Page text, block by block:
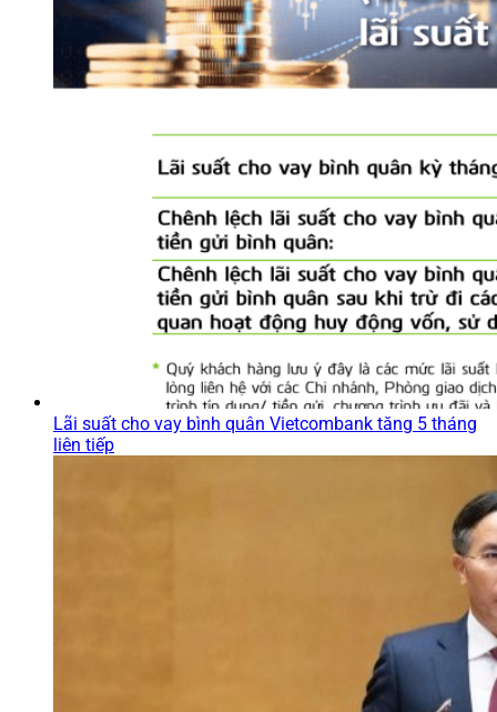
Lãi suất cho vay bình quân Vietcombank tăng 5 tháng
liên tiếp